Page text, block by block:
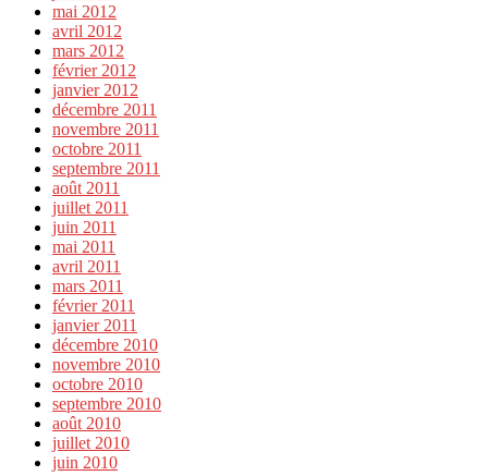
mai 2012
avril 2012
mars 2012
février 2012
janvier 2012
décembre 2011
novembre 2011
octobre 2011
septembre 2011
août 2011
juillet 2011
juin 2011
mai 2011
avril 2011
mars 2011
février 2011
janvier 2011
décembre 2010
novembre 2010
octobre 2010
septembre 2010
août 2010
juillet 2010
juin 2010